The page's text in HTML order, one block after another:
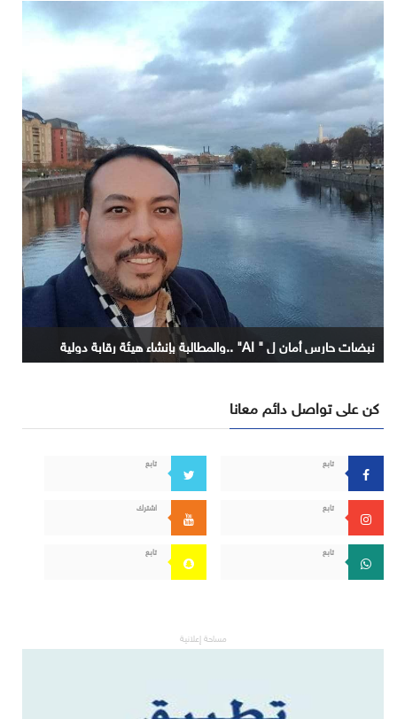
نبضات حارس أمان ل " AI" ..والمطالبة بإنشاء هيئة رقابة دولية
كن على تواصل دائم معانا
تابع تابع
تابع اشترك
تابع تابع
مساحة إعلانية